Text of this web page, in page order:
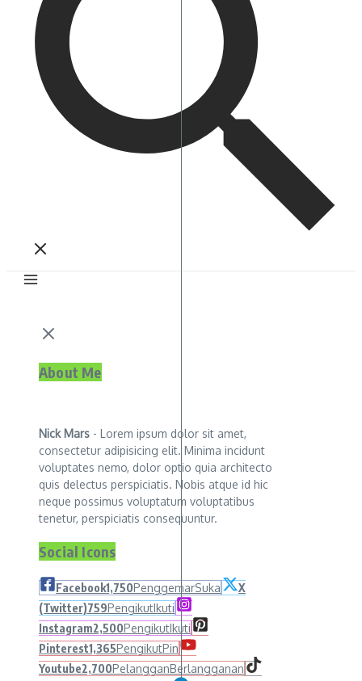
About Me
Nick Mars - Lorem ipsum dolor sit amet,
consectetur adipisicing elit. Minima incidunt
voluptates nemo, dolor optio quia architecto
quis delectus perspiciatis. Nobis atque id hic
neque possimus voluptatum voluptatibus
tenetur, perspiciatis consequuntur.
Social Icons
Facebook1,750PenggemarSuka
X
(Twitter)759PengikutIkuti
Instagram2,500PengikutIkuti
Pinterest1,365PengikutPin
Youtube2,700PelangganBerlangganan